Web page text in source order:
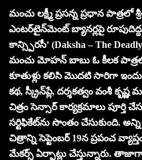
మంచు లక్ష్మీ ప్రసన్న ప్రధాన పాత్రలో
ఎంటర్‌టైన్‌మెంట్ బ్యానర్లపై
కాన్స్పిరసీ’ (Daksha – The
మంచు మోహన్ బాబు ఓ కీలక పాత్రలో
కూతుళ్లు కలిసి మొదటి సారిగా
కథ, స్క్రీన్‌ప్లే, దర్శకత్వం వంశీ
చిత్రం సెన్సార్ కార్యక్రమాలు పూర్తి
సర్టిఫికేట్‌ను సొంతం చేసుకుంది.
చిత్రాన్ని సెప్టెంబర్ 19న ప్రపంచ
మేకర్స్ ఏర్పాట్లు చేస్తున్నారు.